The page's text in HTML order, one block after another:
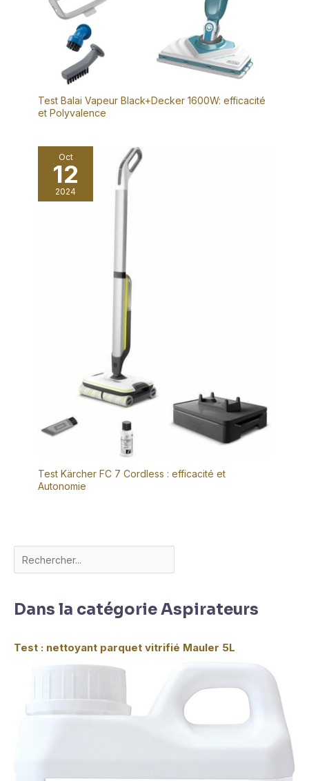
Test Balai Vapeur Black+Decker 1600W: efficacité
et Polyvalence
Oct
12
2024
Test Kärcher FC 7 Cordless : efficacité et
Autonomie
Dans la catégorie Aspirateurs
Test : nettoyant parquet vitrifié Mauler 5L